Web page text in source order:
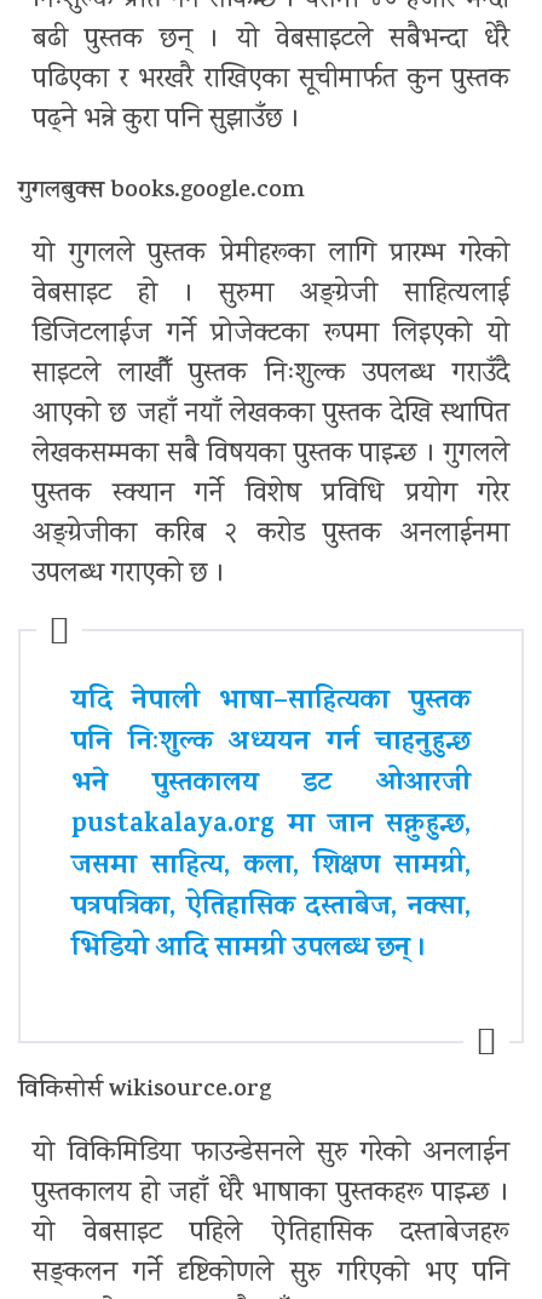
बढी पुस्तक छन् । यो वेबसाइटले सबैभन्दा धेरै
पढिएका र भरखरै राखिएका सूचीमार्फत कुन पुस्तक
पढ्ने भन्ने कुरा पनि सुझाउँछ ।
गुगलबुक्स books.google.com
यो गुगलले पुस्तक प्रेमीहरूका लागि प्रारम्भ गरेको
वेबसाइट हो । सुरुमा अङ्ग्रेजी साहित्यलाई
डिजिटलाईज गर्ने प्रोजेक्टका रूपमा लिइएको यो
साइटले लाखौँ पुस्तक निःशुल्क उपलब्ध गराउँदै
आएको छ जहाँ नयाँ लेखकका पुस्तक देखि स्थापित
लेखकसम्मका सबै विषयका पुस्तक पाइन्छ । गुगलले
पुस्तक स्क्यान गर्ने विशेष प्रविधि प्रयोग गरेर
अङ्ग्रेजीका करिब २ करोड पुस्तक अनलाईनमा
उपलब्ध गराएको छ ।
यदि नेपाली भाषा–साहित्यका पुस्तक
पनि निःशुल्क अध्ययन गर्न चाहनुहुन्छ
भने पुस्तकालय डट ओआरजी
pustakalaya.org मा जान सक्नुहुन्छ,
जसमा साहित्य, कला, शिक्षण सामग्री,
पत्रपत्रिका, ऐतिहासिक दस्ताबेज, नक्सा,
भिडियो आदि सामग्री उपलब्ध छन् ।
विकिसोर्स wikisource.org
यो विकिमिडिया फाउन्डेसनले सुरु गरेको अनलाईन
पुस्तकालय हो जहाँ धेरै भाषाका पुस्तकहरू पाइन्छ ।
यो वेबसाइट पहिले ऐतिहासिक दस्ताबेजहरू
सङ्कलन गर्ने दृष्टिकोणले सुरु गरिएको भए पनि